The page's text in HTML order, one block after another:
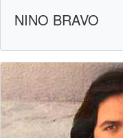
NINO BRAVO